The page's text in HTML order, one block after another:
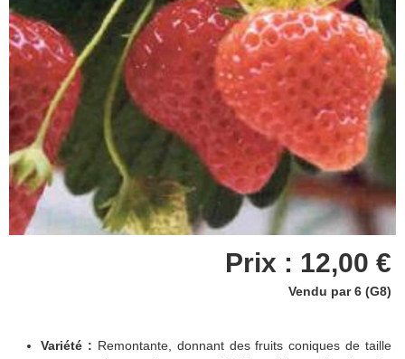
Prix : 12,00 €
Vendu par 6 (G8)
Variété : Remontante, donnant des fruits coniques de taille